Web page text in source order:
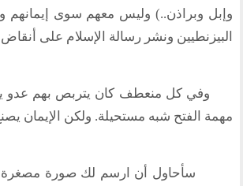
طلب توظيف
مواقع صديقة
منتديات الوسطية
المنتدى في الاعلام
وإبل وبراذن..) وليس معهم سوى
البيزنطيين ونشر رسالة الإسلام على
وفي كل منعطف كان يتربص بهم عدو
مهمة الفتح شبه مستحيلة. ولكن الإيمان
سأحاول أن ارسم لك صورة مصغرة